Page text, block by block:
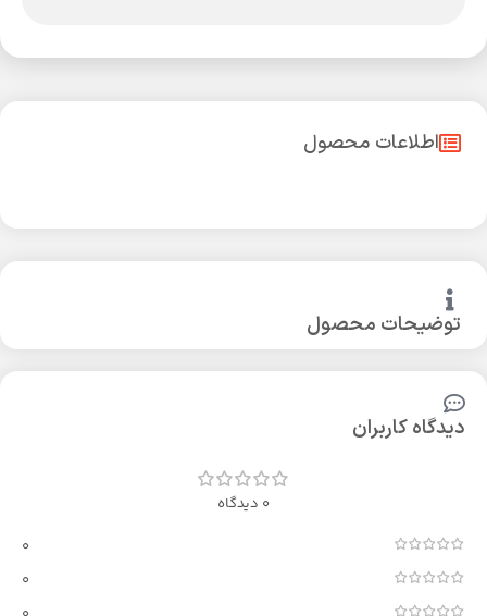
توضیحات محصول
اطلاعات محصول
دیدگاه کاربران
0 دیدگاه
0
0